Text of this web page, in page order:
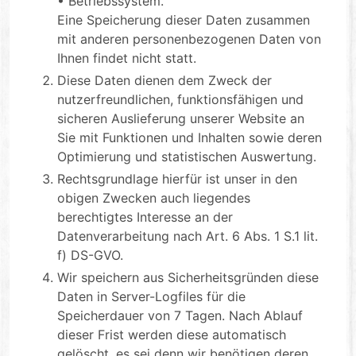
Eine Speicherung dieser Daten zusammen
mit anderen personenbezogenen Daten von
Ihnen findet nicht statt.
Diese Daten dienen dem Zweck der
nutzerfreundlichen, funktionsfähigen und
sicheren Auslieferung unserer Website an
Sie mit Funktionen und Inhalten sowie deren
Optimierung und statistischen Auswertung.
Rechtsgrundlage hierfür ist unser in den
obigen Zwecken auch liegendes
berechtigtes Interesse an der
Datenverarbeitung nach Art. 6 Abs. 1 S.1 lit.
f) DS-GVO.
Wir speichern aus Sicherheitsgründen diese
Daten in Server-Logfiles für die
Speicherdauer von 7 Tagen. Nach Ablauf
dieser Frist werden diese automatisch